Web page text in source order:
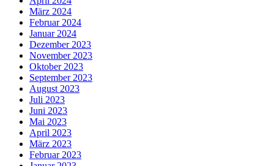
März 2024
Februar 2024
Januar 2024
Dezember 2023
November 2023
Oktober 2023
September 2023
August 2023
Juli 2023
Juni 2023
Mai 2023
April 2023
März 2023
Februar 2023